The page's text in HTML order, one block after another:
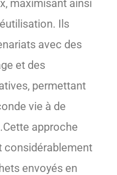
maximisant ainsi
Ils
avec des
et des
permettant
vie à de
approche
considérablement
envoyés en